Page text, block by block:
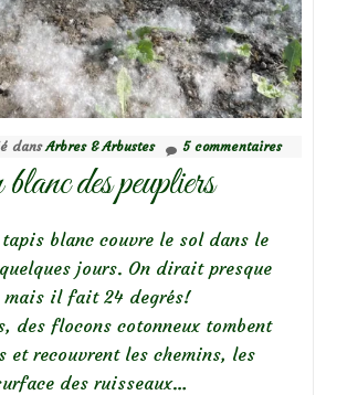
dansArbres & Arbustes 5 commentaires
des peupliers
blanc couvre le sol dans le
jours. On dirait presque
mais il fait 24 degrés!
des flocons cotonneux tombent
et recouvrent les chemins, les
des ruisseaux…